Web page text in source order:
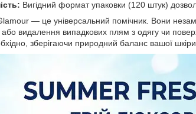
Вигідний формат упаковки (120 штук)
— це універсальний помічник. Вони
або видалення випадкових плям з одягу чи
зберігаючи природний баланс вашої шкіри.